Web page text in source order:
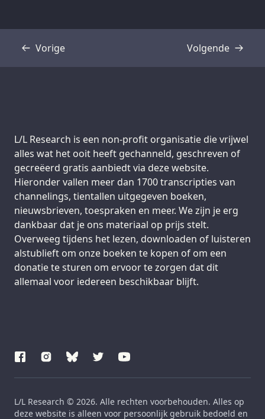
Vorige
Transcriptie Volgende
Transcriptie
Support us:
L/L Research is een non-profit organisatie die vrijwel
alles wat het ooit heeft gechanneld, geschreven of
gecreëerd gratis aanbiedt via deze website.
Hieronder vallen meer dan 1700 transcripties van
channelings, tientallen uitgegeven boeken,
nieuwsbrieven, toespraken en meer. We zijn je erg
dankbaar dat je ons materiaal op prijs stelt.
Overweeg tijdens het lezen, downloaden of luisteren
alstublieft om onze boeken te kopen of om een
donatie te sturen om ervoor te zorgen dat dit
allemaal voor iedereen beschikbaar blijft.
L/L Research © 2026. Alle rechten voorbehouden. Alles op
deze website is alleen voor persoonlijk gebruik bedoeld en